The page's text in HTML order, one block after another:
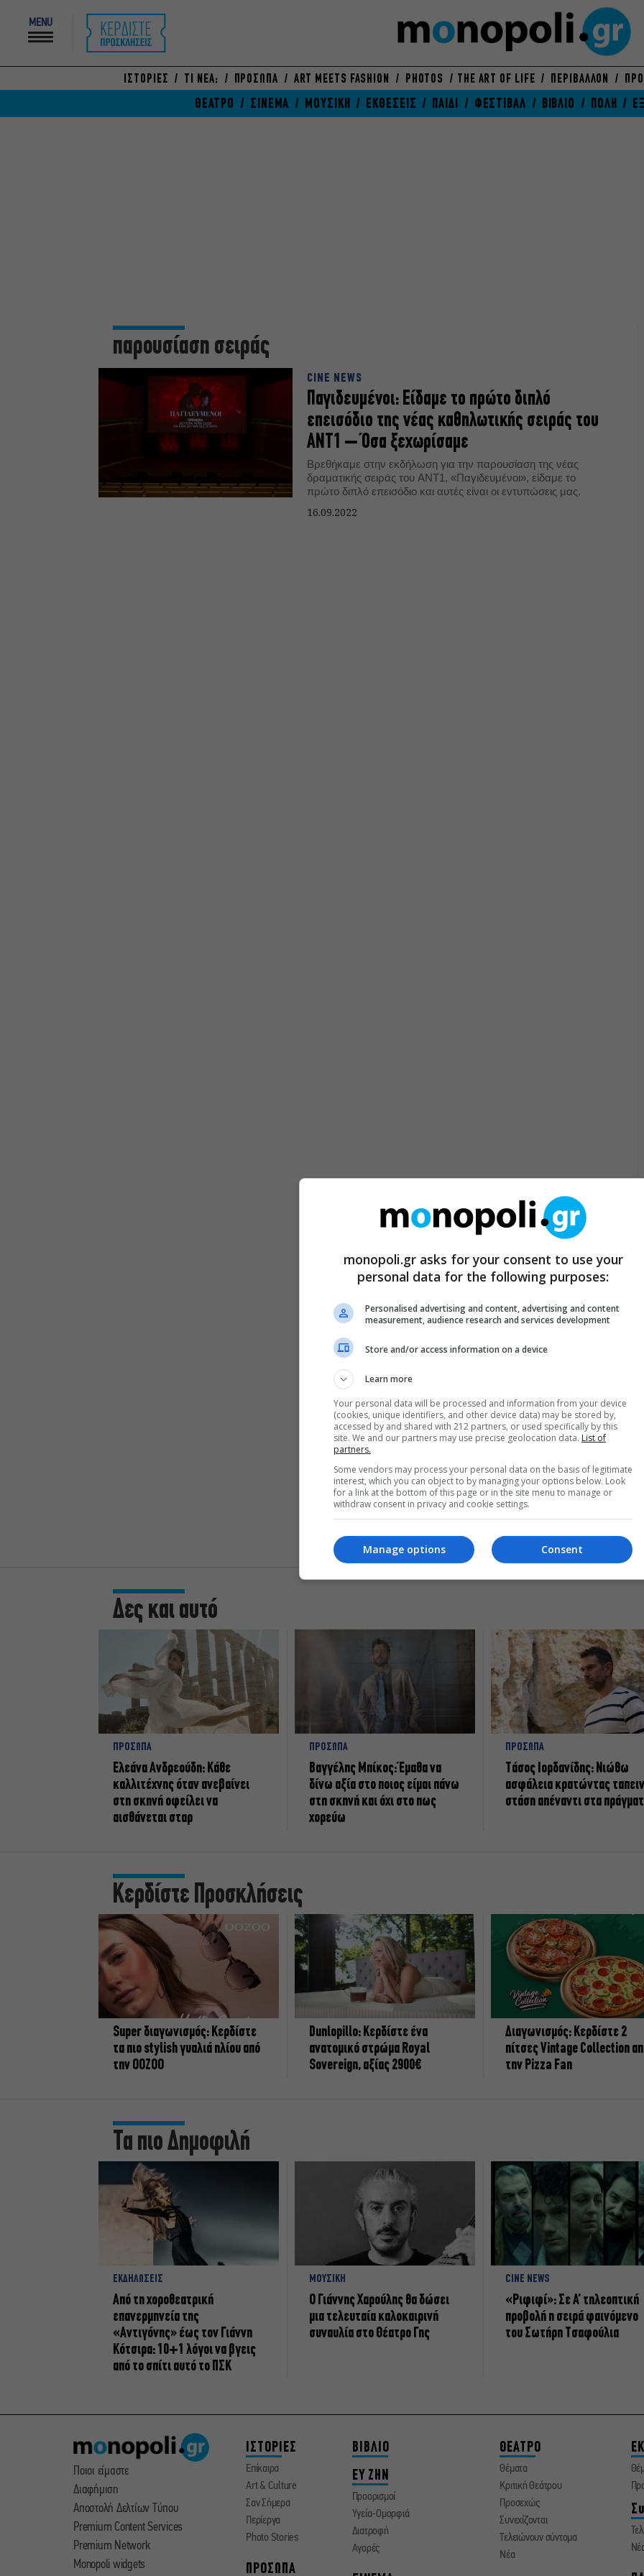
MENU
ΙΣΤΟΡΙΕΣ ΤΙ ΝΕΑ; ΠΡΟΣΩΠΑ ART MEETS FASHION PHOTOS THE ART OF LIFE ΠΕΡΙΒΑΛΛΟΝ
ΘΕΑΤΡΟ ΣΙΝΕΜΑ ΜΟΥΣΙΚΗ ΕΚΘΕΣΕΙΣ ΠΑΙΔΙ ΦΕΣΤΙΒΑΛ ΒΙΒΛΙΟ ΠΟΛΗ
παρουσίαση σειράς
CINE NEWS
Παγιδευμένοι: Είδαμε το πρώτο διπλό
επεισόδιο της νέας καθηλωτικής σειράς του
ANT1 – Όσα ξεχωρίσαμε
Βρεθήκαμε στην εκδήλωση για την παρουσίαση της νέας
δραματικής σειράς του ANT1, «Παγιδευμένοι», είδαμε το
πρώτο διπλό επεισόδιο και αυτές είναι οι εντυπώσεις μας.
16.09.2022
Δες και αυτό
ΠΡΟΣΩΠΑ
Ελεάνα Ανδρεούδη: Κάθε
καλλιτέχνης όταν ανεβαίνει
στη σκηνή οφείλει να
αισθάνεται σταρ
ΠΡΟΣΩΠΑ
Βαγγέλης Μπίκος: Έμαθα να
δίνω αξία στο ποιος είμαι πάνω
στη σκηνή και όχι στο πως
χορεύω
ΠΡΟΣΩΠΑ
Tάσος Ιορδανίδης: Νιώθω
ασφάλεια κρατώντας
στάση απέναντι στα
Κερδίστε Προσκλήσεις
Super διαγωνισμός: Κερδίστε
τα πιο stylish γυαλιά ηλίου από
την OOZOO
Dunlopillo: Κερδίστε ένα
ανατομικό στρώμα Royal
Sovereign, αξίας 2900€
Διαγωνισμός: Κερδίστε 2
πίτσες Vintage Collection
την Pizza Fan
Τα πιο Δημοφιλή
ΕΚΔΗΛΩΣΕΙΣ
Από τη χοροθεατρική
επανερμηνεία της
«Αντιγόνης» έως τον Γιάννη
Κότσιρα: 10+1 λόγοι να βγεις
από το σπίτι αυτό το ΠΣΚ
ΜΟΥΣΙΚΗ
Ο Γιάννης Χαρούλης θα δώσει
μια τελευταία καλοκαιρινή
συναυλία στο Θέατρο Γης
CINE NEWS
«Ριφιφί»: Σε Α’ τηλεοπτική
προβολή η σειρά φαινόμενο
του Σωτήρη Τσαφούλια
Ποιοι είμαστε
Διαφήμιση
Αποστολή Δελτίων Τύπου
Premium Content Services
Premium Network
Monopoli widgets
ΙΣΤΟΡΙΕΣ
Επίκαιρα
Art & Culture
Σαν Σήμερα
Περίεργα
Photo Stories
ΠΡΟΣΩΠΑ
ΒΙΒΛΙΟ
ΕΥ ΖΗΝ
Προορισμοί
Υγεία-Ομορφιά
Διατροφή
Αγορές
ΘΕΑΤΡΟ
Θέματα
Κριτική Θεάτρου
Προσεχώς
Συνεχίζονται
Τελειώνουν σύντομα
Νέα
monopoli.gr asks for your consent to use your
personal data for the following purposes:
Personalised advertising and content, advertising and content
measurement, audience research and services development
Store and/or access information on a device
Learn more
Your personal data will be processed and information from your device
(cookies, unique identifiers, and other device data) may be stored by,
accessed by and shared with 212 partners, or used specifically by this
site. We and our partners may use precise geolocation data. List of
partners.
Some vendors may process your personal data on the basis of legitimate
interest, which you can object to by managing your options below. Look
for a link at the bottom of this page or in the site menu to manage or
withdraw consent in privacy and cookie settings.
Consent
Manage options